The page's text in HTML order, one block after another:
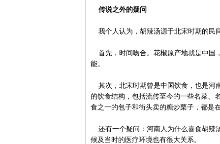
传说之外的疑问
我个人认为，胡辣汤源于北宋时期的民
首先，时间吻合。花椒原产地就是中国
能。
其次，北宋时期曾是中国饮食，也是河
的饮食结构，包括流传至今的一些名菜、
食之一的包子和街头卖的糖炒栗子，都是
还有一个疑问：河南人为什么喜食胡辣
候及当时的医疗环境也有很大关系。